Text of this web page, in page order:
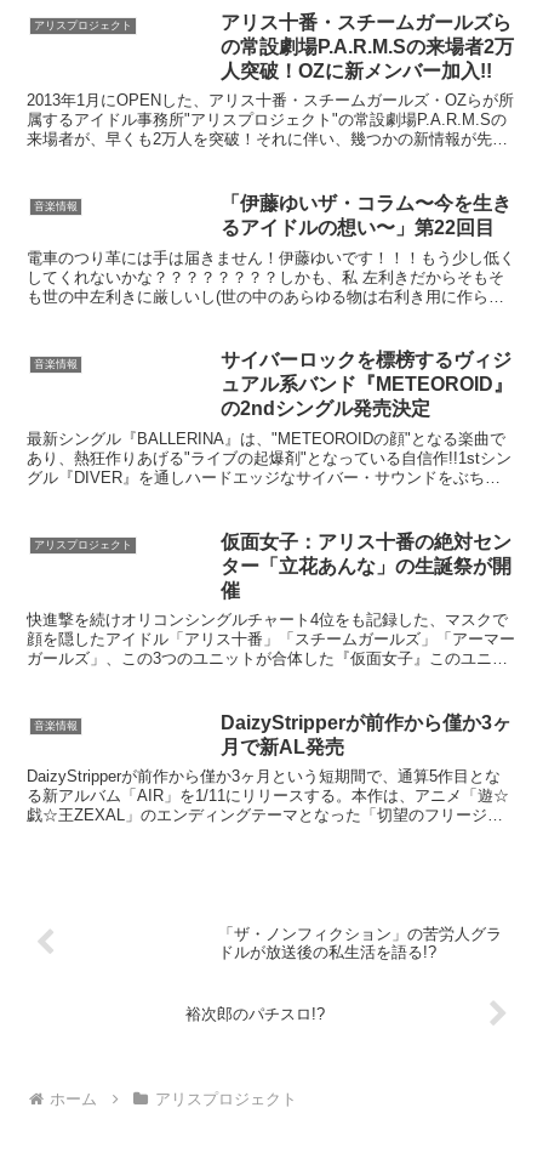
アリスプロジェクト
アリス十番・スチームガールズら
の常設劇場P.A.R.M.Sの来場者2万
人突破！OZに新メンバー加入!!
2013年1月にOPENした、アリス十番・スチームガールズ・OZらが所
属するアイドル事務所"アリスプロジェクト"の常設劇場P.A.R.M.Sの
来場者が、早くも2万人を突破！それに伴い、幾つかの新情報が先ほ
音楽情報
「伊藤ゆいザ・コラム〜今を生き
るアイドルの想い〜」第22回目
電車のつり革には手は届きません！伊藤ゆいです！！！もう少し低く
してくれないかな？？？？？？？？しかも、私 左利きだからそもそ
も世の中左利きに厳しいし(世の中のあらゆる物は右利き用に作られ
音楽情報
サイバーロックを標榜するヴィジ
ュアル系バンド『METEOROID』
の2ndシングル発売決定
最新シングル『BALLERINA』は、"METEOROIDの顔"となる楽曲で
あり、熱狂作りあげる"ライブの起爆剤"となっている自信作!!1stシン
グル『DIVER』を通しハードエッジなサイバー・サウンドをぶち噛
アリスプロジェクト
仮面女子：アリス十番の絶対セン
ター「立花あんな」の生誕祭が開
催
快進撃を続けオリコンシングルチャート4位をも記録した、マスクで
顔を隠したアイドル「アリス十番」「スチームガールズ」「アーマー
ガールズ」、この3つのユニットが合体した『仮面女子』このユニッ
音楽情報
DaizyStripperが前作から僅か3ヶ
月で新AL発売
DaizyStripperが前作から僅か3ヶ月という短期間で、通算5作目とな
る新アルバム「AIR」を1/11にリリースする。本作は、アニメ「遊☆
戯☆王ZEXAL」のエンディングテーマとなった「切望のフリージ
「ザ・ノンフィクション」の苦労人グラ
ドルが放送後の私生活を語る!?
裕次郎のパチスロ!?
ホーム アリスプロジェクト